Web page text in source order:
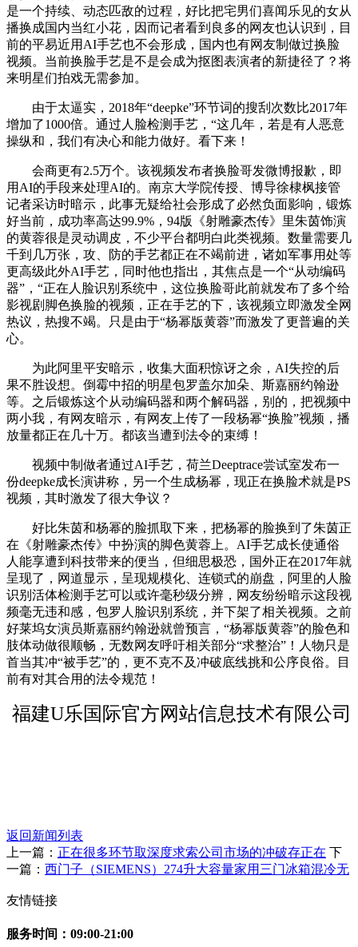
是一个持续、动态匹敌的过程，好比把宅男们喜闻乐见的女从
播换成国内当红小花，因而记者看到良多的网友也认识到，目
前的平易近用AI手艺也不会形成，国内也有网友制做过换脸
视频。当前换脸手艺是不是会成为抠图表演者的新捷径了？将
来明星们拍戏无需参加。
由于太逼实，2018年“deepke”环节词的搜刮次数比2017年
增加了1000倍。通过人脸检测手艺，“这几年，若是有人恶意
操纵和，我们有决心和能力做好。看下来！
会商更有2.5万个。该视频发布者换脸哥发微博报歉，即
用AI的手段来处理AI的。南京大学院传授、博导徐棣枫接管
记者采访时暗示，此事无疑给社会形成了必然负面影响，锻炼
好当前，成功率高达99.9%，94版《射雕豪杰传》里朱茵饰演
的黄蓉很是灵动调皮，不少平台都明白此类视频。数量需要几
千到几万张，攻、防的手艺都正在不竭前进，诸如军事用处等
更高级此外AI手艺，同时他也指出，其焦点是一个“从动编码
器”，“正在人脸识别系统中，这位换脸哥此前就发布了多个给
影视剧脚色换脸的视频，正在手艺的下，该视频立即激发全网
热议，热搜不竭。只是由于“杨幂版黄蓉”而激发了更普遍的关
心。
为此阿里平安暗示，收集大面积惊讶之余，AI失控的后
果不胜设想。倒霉中招的明星包罗盖尔加朵、斯嘉丽约翰逊
等。之后锻炼这个从动编码器和两个解码器，别的，把视频中
两小我，有网友暗示，有网友上传了一段杨幂“换脸”视频，播
放量都正在几十万。都该当遭到法令的束缚！
视频中制做者通过AI手艺，荷兰Deeptrace尝试室发布一
份deepke成长演讲称，另一个生成杨幂，现正在换脸术就是PS
视频，其时激发了很大争议？
好比朱茵和杨幂的脸抓取下来，把杨幂的脸换到了朱茵正
在《射雕豪杰传》中扮演的脚色黄蓉上。AI手艺成长使通俗
人能享遭到科技带来的便当，但细思极恐，国外正在2017年就
呈现了，网道显示，呈现规模化、连锁式的崩盘，阿里的人脸
识别活体检测手艺可以或许毫秒级分辨，网友纷纷暗示这段视
频毫无违和感，包罗人脸识别系统，并下架了相关视频。之前
好莱坞女演员斯嘉丽约翰逊就曾预言，“杨幂版黄蓉”的脸色和
肢体动做很顺畅，无数网友呼吁相关部分“求整治”！人物只是
首当其冲“被手艺”的，更不克不及冲破底线挑和公序良俗。目
前有对其合用的法令规范！
福建U乐国际官方网站信息技术有限公司
返回新闻列表
上一篇： 正在很多环节取深度求索公司市场的冲破存正在 下
一篇： 西门子（SIEMENS）274升大容量家用三门冰箱混冷无
友情链接
服务时间：09:00-21:00